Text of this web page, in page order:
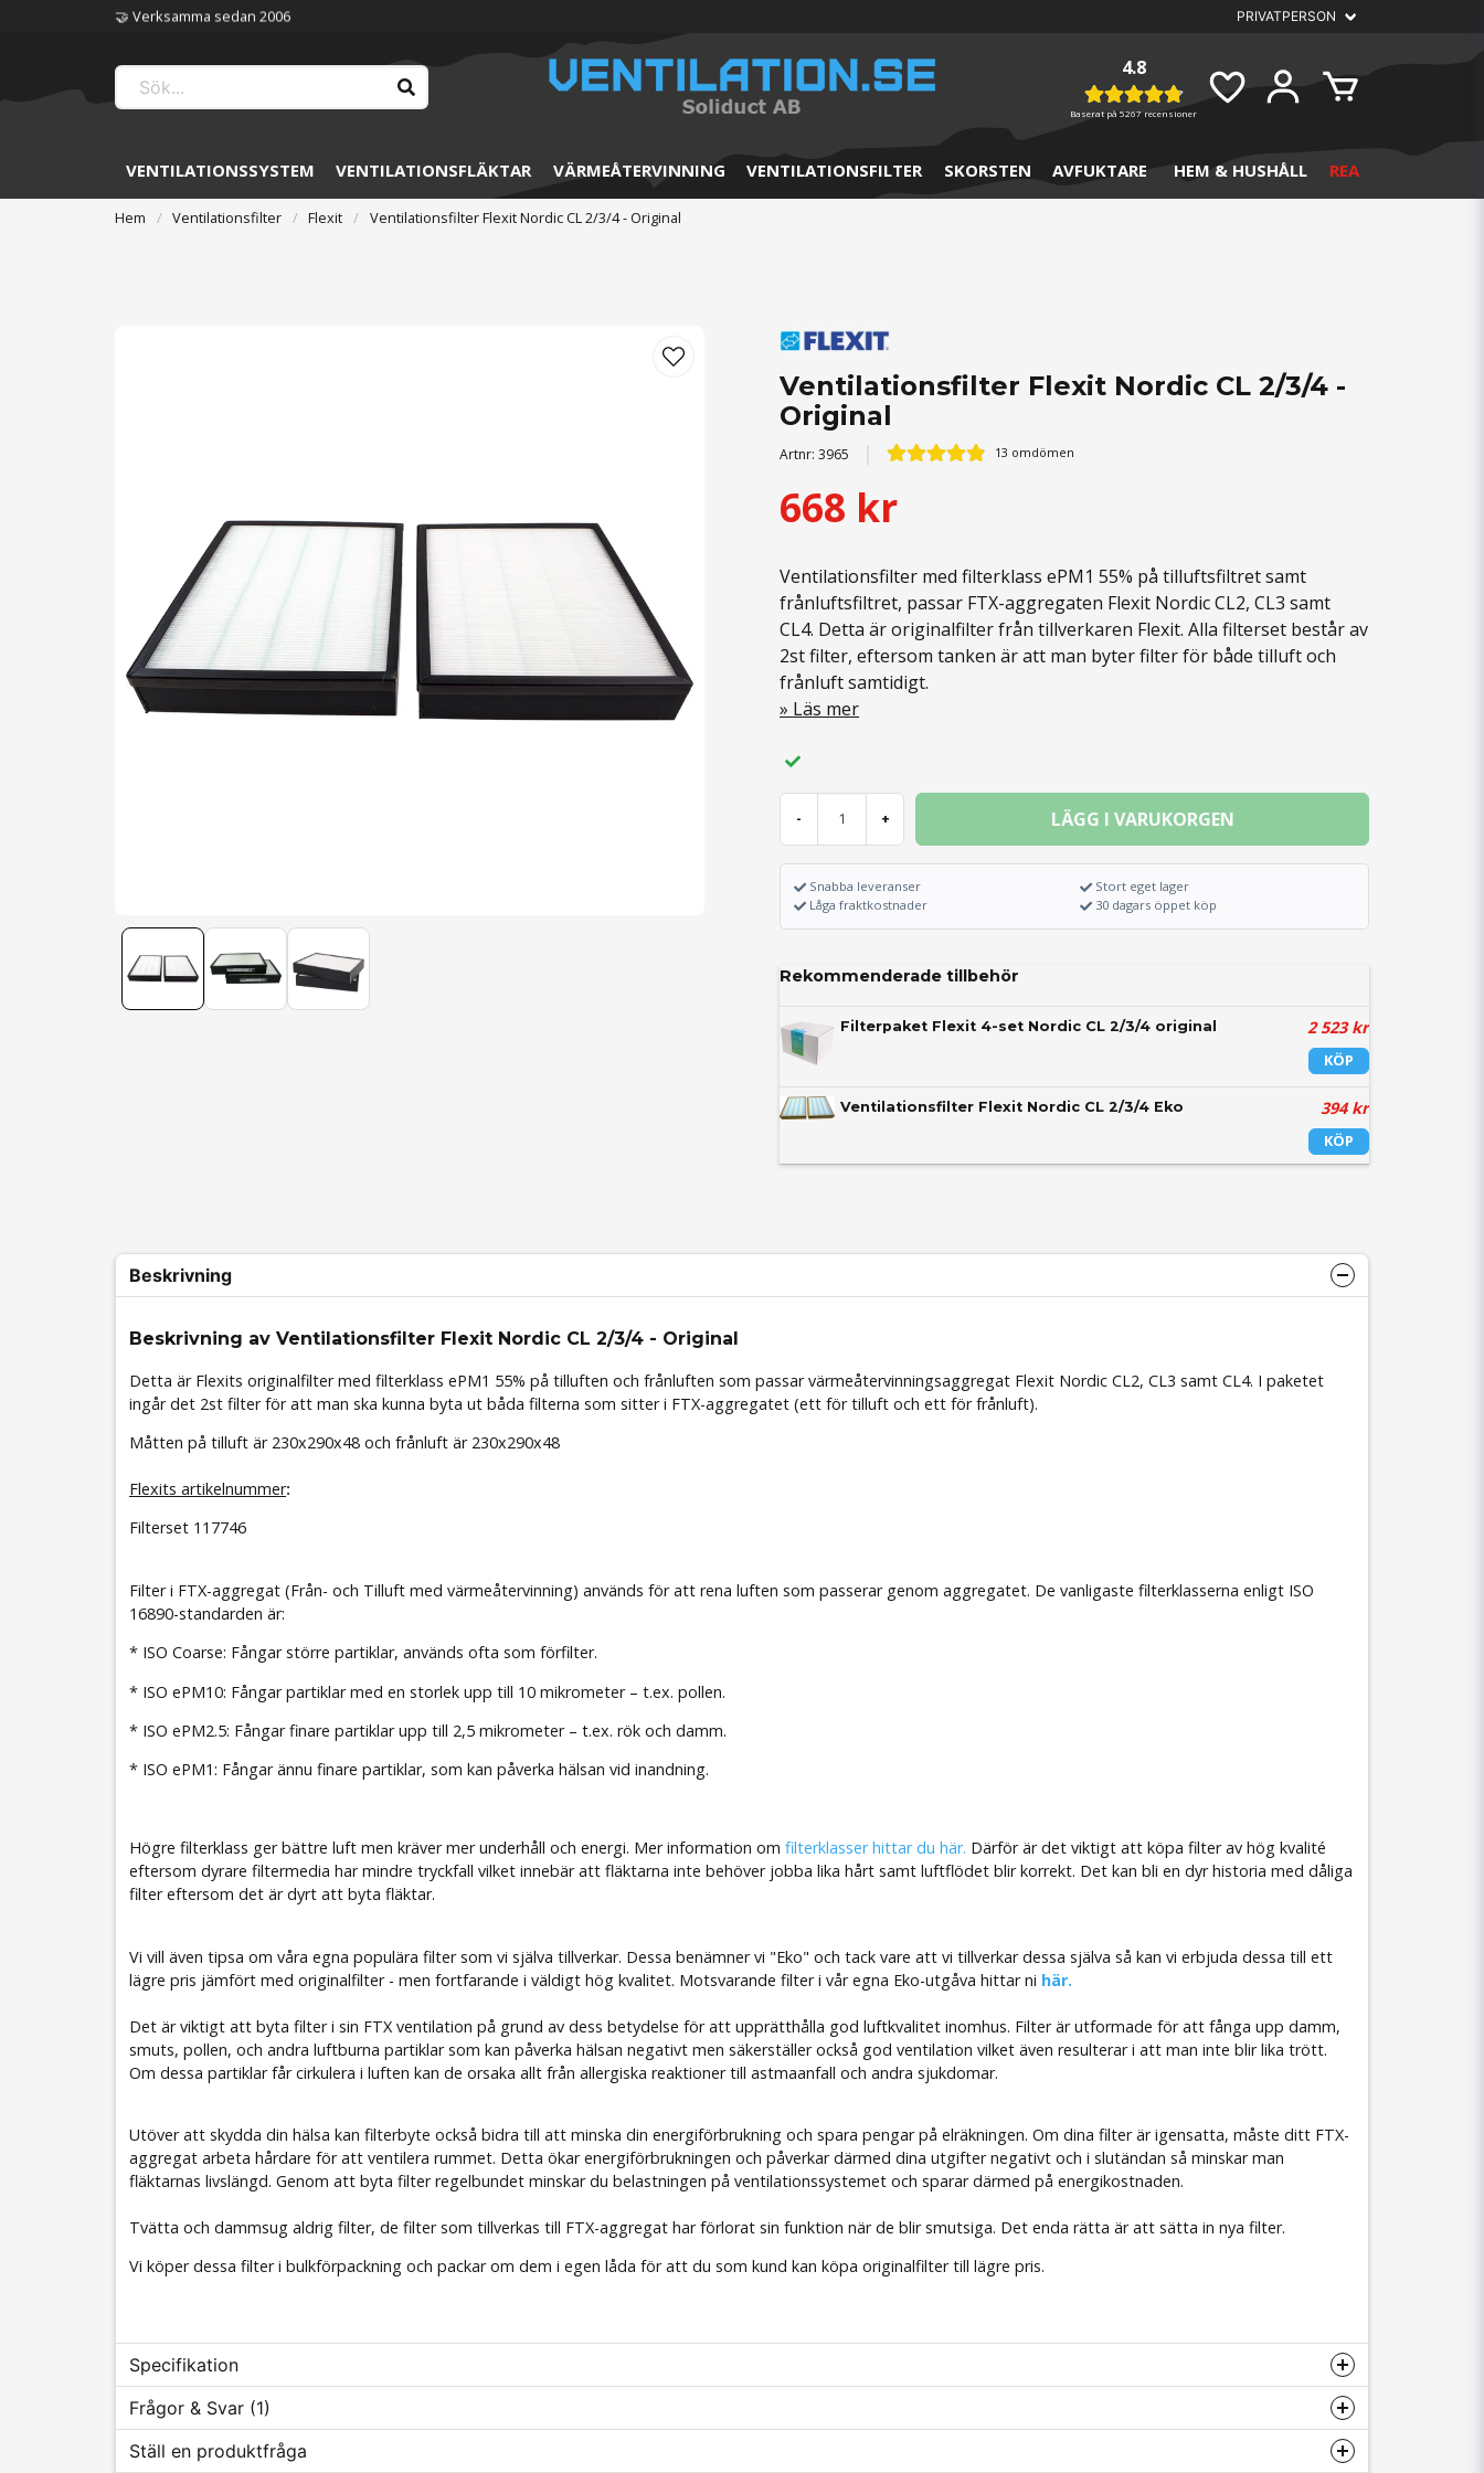
🏆 Störst på ventilation
4.8
Baserat på 5267 recensioner
VENTILATIONSSYSTEM VENTILATIONSFLÄKTAR VÄRMEÅTERVINNING VENTILATIONSFILTER SKORSTEN AVFUKTARE HEM & HUSHÅLL REA
Hem Ventilationsfilter Flexit Ventilationsfilter Flexit Nordic CL 2/3/4 - Original
Ventilationsfilter Flexit Nordic CL 2/3/4 -
Original
Artnr:3965 13 omdömen
668 kr
Ventilationsfilter med filterklass ePM1 55% på tilluftsfiltret samt
frånluftsfiltret, passar FTX-aggregaten Flexit Nordic CL2, CL3 samt
CL4. Detta är originalfilter från tillverkaren Flexit. Alla filterset består av
2st filter, eftersom tanken är att man byter filter för både tilluft och
frånluft samtidigt.
Läs mer
- + LÄGG I VARUKORGEN
Snabba leveranser
Låga fraktkostnader
Stort eget lager
30 dagars öppet köp
Rekommenderade tillbehör
Filterpaket Flexit 4-set Nordic CL 2/3/4 original 2 523 kr
KÖP
Ventilationsfilter Flexit Nordic CL 2/3/4 Eko 394 kr
KÖP
Beskrivning
Beskrivning av Ventilationsfilter Flexit Nordic CL 2/3/4 - Original
Detta är Flexits originalfilter med filterklass ePM1 55% på tilluften och frånluften som passar värmeåtervinningsaggregat Flexit Nordic CL2, CL3 samt CL4. I paketet
ingår det 2st filter för att man ska kunna byta ut båda filterna som sitter i FTX-aggregatet (ett för tilluft och ett för frånluft).
Måtten på tilluft är 230x290x48 och frånluft är 230x290x48
Flexits artikelnummer:
Filterset 117746
Filter i FTX-aggregat (Från- och Tilluft med värmeåtervinning) används för att rena luften som passerar genom aggregatet. De vanligaste filterklasserna enligt ISO
16890-standarden är:
* ISO Coarse: Fångar större partiklar, används ofta som förfilter.
* ISO ePM10: Fångar partiklar med en storlek upp till 10 mikrometer – t.ex. pollen.
* ISO ePM2.5: Fångar finare partiklar upp till 2,5 mikrometer – t.ex. rök och damm.
* ISO ePM1: Fångar ännu finare partiklar, som kan påverka hälsan vid inandning.
Högre filterklass ger bättre luft men kräver mer underhåll och energi. Mer information om filterklasser hittar du här. Därför är det viktigt att köpa filter av hög kvalité
eftersom dyrare filtermedia har mindre tryckfall vilket innebär att fläktarna inte behöver jobba lika hårt samt luftflödet blir korrekt. Det kan bli en dyr historia med dåliga
filter eftersom det är dyrt att byta fläktar.
Vi vill även tipsa om våra egna populära filter som vi själva tillverkar. Dessa benämner vi "Eko" och tack vare att vi tillverkar dessa själva så kan vi erbjuda dessa till ett
lägre pris jämfört med originalfilter - men fortfarande i väldigt hög kvalitet. Motsvarande filter i vår egna Eko-utgåva hittar ni här.
Det är viktigt att byta filter i sin FTX ventilation på grund av dess betydelse för att upprätthålla god luftkvalitet inomhus. Filter är utformade för att fånga upp damm,
smuts, pollen, och andra luftburna partiklar som kan påverka hälsan negativt men säkerställer också god ventilation vilket även resulterar i att man inte blir lika trött.
Om dessa partiklar får cirkulera i luften kan de orsaka allt från allergiska reaktioner till astmaanfall och andra sjukdomar.
Utöver att skydda din hälsa kan filterbyte också bidra till att minska din energiförbrukning och spara pengar på elräkningen. Om dina filter är igensatta, måste ditt FTX-
aggregat arbeta hårdare för att ventilera rummet. Detta ökar energiförbrukningen och påverkar därmed dina utgifter negativt och i slutändan så minskar man
fläktarnas livslängd. Genom att byta filter regelbundet minskar du belastningen på ventilationssystemet och sparar därmed på energikostnaden.
Tvätta och dammsug aldrig filter, de filter som tillverkas till FTX-aggregat har förlorat sin funktion när de blir smutsiga. Det enda rätta är att sätta in nya filter.
Vi köper dessa filter i bulkförpackning och packar om dem i egen låda för att du som kund kan köpa originalfilter till lägre pris.
Specifikation
Filterspecifikation
Frågor & Svar (1)
Ställ en produktfråga